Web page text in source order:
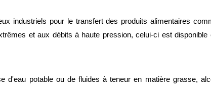
industriels pour le transfert des produits alimentaires
et aux débits à haute pression, celui-ci est disponible
d'eau potable ou de fluides à teneur en matière grasse,